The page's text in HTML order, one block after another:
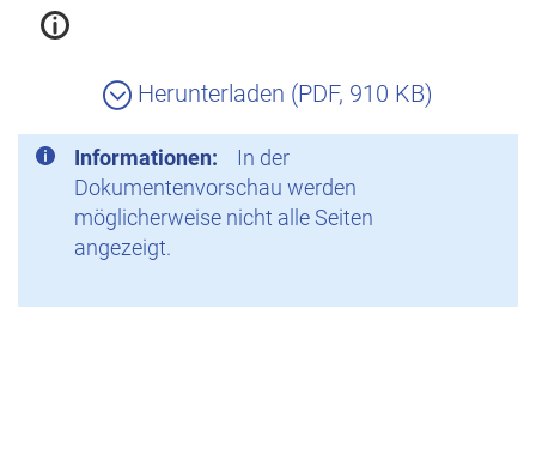
Herunterladen (PDF, 910 KB)
Informationen:
In der
Dokumentenvorschau werden
möglicherweise nicht alle Seiten
angezeigt.